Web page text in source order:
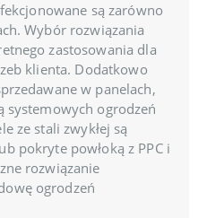
są zarówno
Wybór rozwiązania
zastosowania dla
klienta. Dodatkowo
w panelach,
systemowych ogrodzeń
ze stali zwykłej są
pokryte powłoką z PPC i
rozwiązanie
ogrodzeń